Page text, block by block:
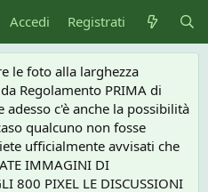
Accedi Registrati
le foto alla larghezza
Regolamento PRIMA di
c'è anche la possibilità
qualcuno non fosse
ufficialmente avvisati che
IMMAGINI DI
800 PIXEL LE DISCUSSIONI